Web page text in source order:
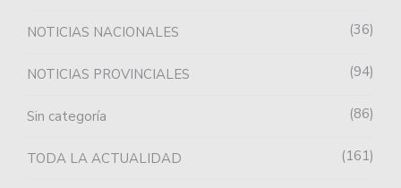
NOTICIAS NACIONALES 36
NOTICIAS PROVINCIALES 94
Sin categoría 86
TODA LA ACTUALIDAD 161